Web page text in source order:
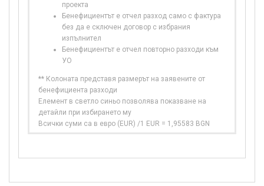
проекта
Бенефициентът е отчел разход само с фактура
без да е сключен договор с избрания
изпълнител
Бенефициентът е отчел повторно разходи към
УО
** Колоната представя размерът на заявените от
бенефициента разходи
Елемент в светло синьо позволява показване на
детайли при избирането му
Всички суми са в евро (EUR) /1 EUR = 1,95583 BGN